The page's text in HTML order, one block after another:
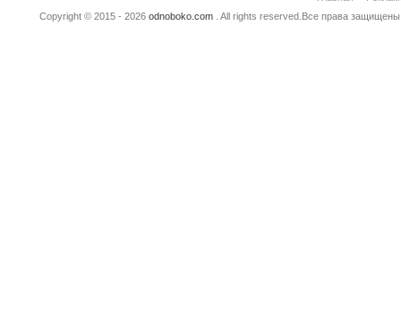
Copyright © 2015 - 2026 odnoboko.com. All rights reserved.Все права защищены.